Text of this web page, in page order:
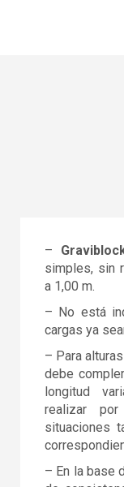
–
simples, sin
a 1,00 m.
– No está
cargas ya
– Para
debe
longitud
realizar
situaciones
– En la base